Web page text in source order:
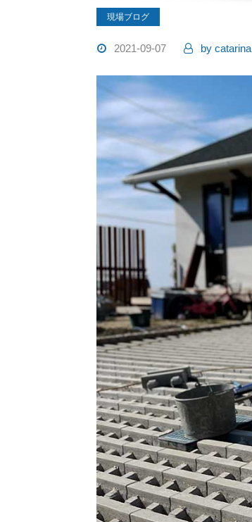
現場ブログ
2021-09-07 by catarina